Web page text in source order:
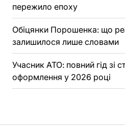
пережило епоху
Обіцянки Порошенка: що
залишилося лише словами
Учасник АТО: повний гід зі
оформлення у 2026 році